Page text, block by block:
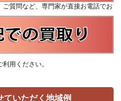
質問など、専門家が直接お電話でお
用ください。
いただく地域例